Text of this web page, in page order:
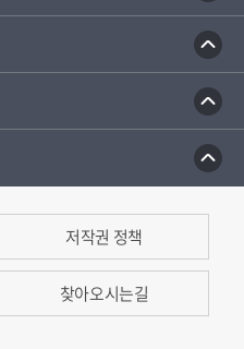
저작권 정책
찾아오시는길